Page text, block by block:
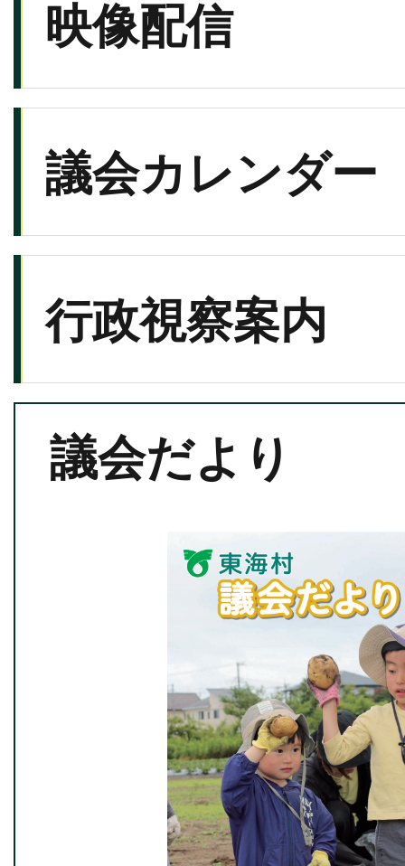
映像配信
議会カレンダー
行政視察案内
議会だより